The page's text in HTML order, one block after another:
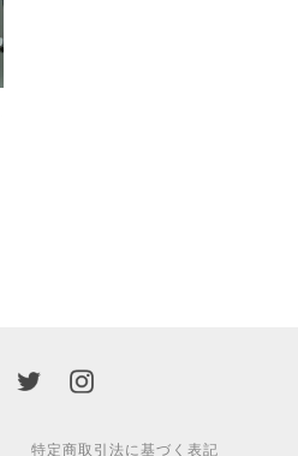
特定商取引法に基づく表記